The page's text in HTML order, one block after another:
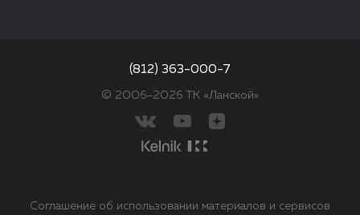
© 2006–2026 ТК «Ланской»
(812) 363-000-7
Соглашение об использовании материалов и сервисов